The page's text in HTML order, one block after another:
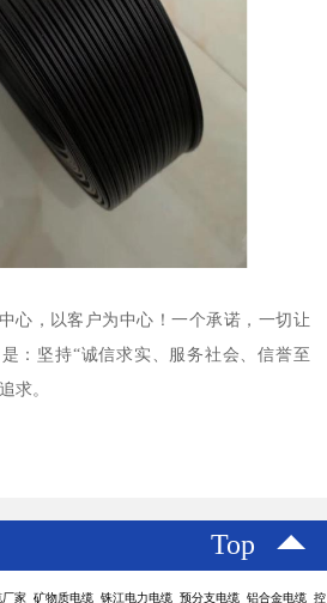
心，以客户为中心！一个承诺，一切让
：坚持“诚信求实、服务社会、信誉至
求。
Top
厂家 矿物质电缆 铢江电力电缆 预分支电缆 铝合金电缆 控